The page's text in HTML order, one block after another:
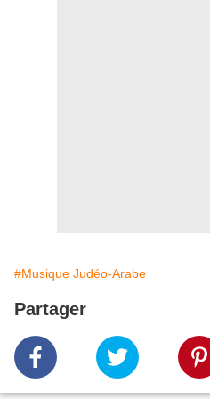
#Musique Judéo-Arabe
Partager